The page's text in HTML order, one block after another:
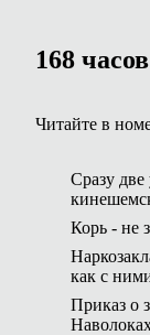
168
Читайте в
Сразу две
Корь - не
как с
Приказ о